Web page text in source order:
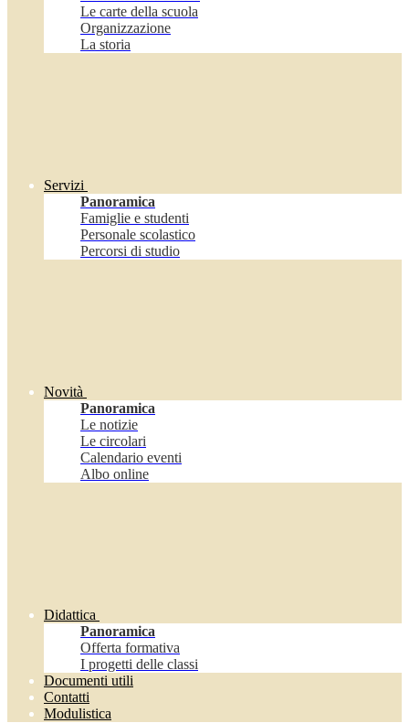
Le carte della scuola
Organizzazione
La storia
Servizi
Panoramica
Famiglie e studenti
Personale scolastico
Percorsi di studio
Novità
Panoramica
Le notizie
Le circolari
Calendario eventi
Albo online
Didattica
Panoramica
Offerta formativa
I progetti delle classi
Documenti utili
Contatti
Modulistica